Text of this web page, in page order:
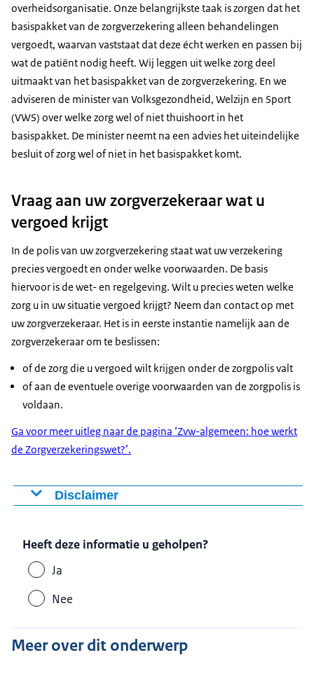
overheidsorganisatie. Onze belangrijkste taak is zorgen dat het
basispakket van de zorgverzekering alleen behandelingen
vergoedt, waarvan vaststaat dat deze écht werken en passen bij
wat de patiënt nodig heeft. Wij leggen uit welke zorg deel
uitmaakt van het basispakket van de zorgverzekering. En we
adviseren de minister van Volksgezondheid, Welzijn en Sport
(VWS) over welke zorg wel of niet thuishoort in het
basispakket. De minister neemt na een advies het uiteindelijke
besluit of zorg wel of niet in het basispakket komt.
Vraag aan uw zorgverzekeraar wat u
vergoed krijgt
In de polis van uw zorgverzekering staat wat uw verzekering
precies vergoedt en onder welke voorwaarden. De basis
hiervoor is de wet- en regelgeving. Wilt u precies weten welke
zorg u in uw situatie vergoed krijgt? Neem dan contact op met
uw zorgverzekeraar. Het is in eerste instantie namelijk aan de
zorgverzekeraar om te beslissen:
of de zorg die u vergoed wilt krijgen onder de zorgpolis valt
of aan de eventuele overige voorwaarden van de zorgpolis is
voldaan.
Ga voor meer uitleg naar de pagina ‘Zvw-algemeen: hoe werkt
de Zorgverzekeringswet?’.
Disclaimer
Zorginstituut vindt het namelijk belangrijk om in
begrijpelijke taal op zijn website te communiceren.
mogelijke zorgvuldigheid is opgesteld, kan het
website altijd correct en/of volledig is. Aan de tekst op
Heeft deze informatie u geholpen?
Ja
Nee
Meer over dit onderwerp